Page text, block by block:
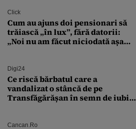
Click
Cum au ajuns doi pensionari să
trăiască „în lux”, fără datorii:
„Noi nu am făcut niciodată așa
Digi24
Ce riscă bărbatul care a
vandalizat o stâncă de pe
Transfăgărășan în semn de iubire
Cancan.ro